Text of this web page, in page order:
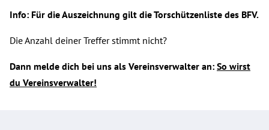
Info: Für die Auszeichnung gilt die Torschützenliste des BFV.
Die Anzahl deiner Treffer stimmt nicht?
Dann melde dich bei uns als Vereinsverwalter an: So wirst
du Vereinsverwalter!